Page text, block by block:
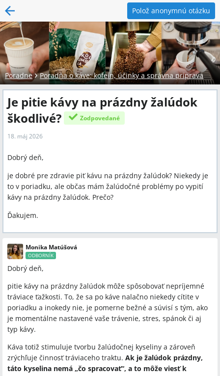
Polož anonymnú otázku
Poradne Poradňa o káve: kofeín, účinky a správna príprava
Je pitie kávy na prázdny žalúdok
škodlivé?
Zodpovedané
18. máj 2026
Dobrý deň,
je dobré pre zdravie piť kávu na prázdny žalúdok? Niekedy je
to v poriadku, ale občas mám žalúdočné problémy po vypití
kávy na prázdny žalúdok. Prečo?
Ďakujem.
Monika Matúšová
ODBORNÍK
Dobrý deň,
pitie kávy na prázdny žalúdok môže spôsobovať nepríjemné
tráviace ťažkosti. To, že sa po káve nalačno niekedy cítite v
poriadku a inokedy nie, je pomerne bežné a súvisí s tým, ako
je momentálne nastavené vaše trávenie, stres, spánok či aj
typ kávy.
Káva totiž stimuluje tvorbu žalúdočnej kyseliny a zároveň
zrýchľuje činnosť tráviaceho traktu. Ak je žalúdok prázdny,
táto kyselina nemá „čo spracovať“, a to môže viesť k